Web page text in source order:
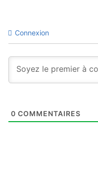
Connexion
0 COMMENTAIRES